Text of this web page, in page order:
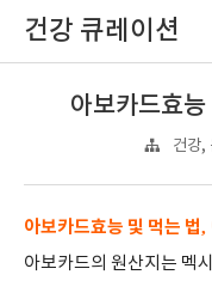
건강 큐레이션
아보카드효
건강,
아보카드효능 및 먹는 법,
아보카드의 원산지는 멕